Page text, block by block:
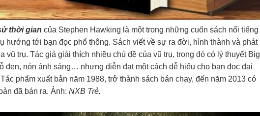
thời gian của Stephen Hawking là một trong những cuốn sách nổi tiếng
hướng tới bạn đọc phổ thông. Sách viết về sự ra đời, hình thành và phát
vũ trụ. Tác giả giải thích nhiều chủ đề của vũ trụ, trong đó có lý thuyết Big
đen, nón ánh sáng… nhưng diễn đạt một cách dễ hiểu cho bạn đọc đại
phẩm xuất bản năm 1988, trở thành sách bán chạy, đến năm 2013 có
đã bán ra. Ảnh: NXB Trẻ.